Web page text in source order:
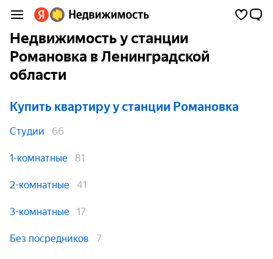
Недвижимость у станции
Романовка в Ленинградской
области
Купить квартируу станции Романовка
Студии 66
1-комнатные 81
2-комнатные 41
3-комнатные 17
Без посредников 7